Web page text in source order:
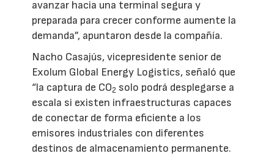
avanzar hacia una terminal segura y
preparada para crecer conforme aumente la
demanda”, apuntaron desde la compañía.
Nacho Casajús, vicepresidente senior de
Exolum Global Energy Logistics, señaló que
“la captura de CO2 solo podrá desplegarse a
escala si existen infraestructuras capaces
de conectar de forma eficiente a los
emisores industriales con diferentes
destinos de almacenamiento permanente.